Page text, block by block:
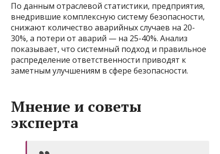
По данным отраслевой статистики, предприятия,
внедрившие комплексную систему безопасности,
снижают количество аварийных случаев на 20-
30%, а потери от аварий — на 25-40%. Анализ
показывает, что системный подход и правильное
распределение ответственности приводят к
заметным улучшениям в сфере безопасности.
Мнение и советы
эксперта